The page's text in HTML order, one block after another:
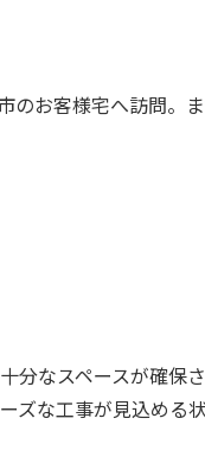
のお客様宅へ訪問。
分なスペースが確保
ズな工事が見込める状